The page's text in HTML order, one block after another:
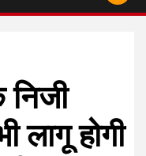
लागू होगी